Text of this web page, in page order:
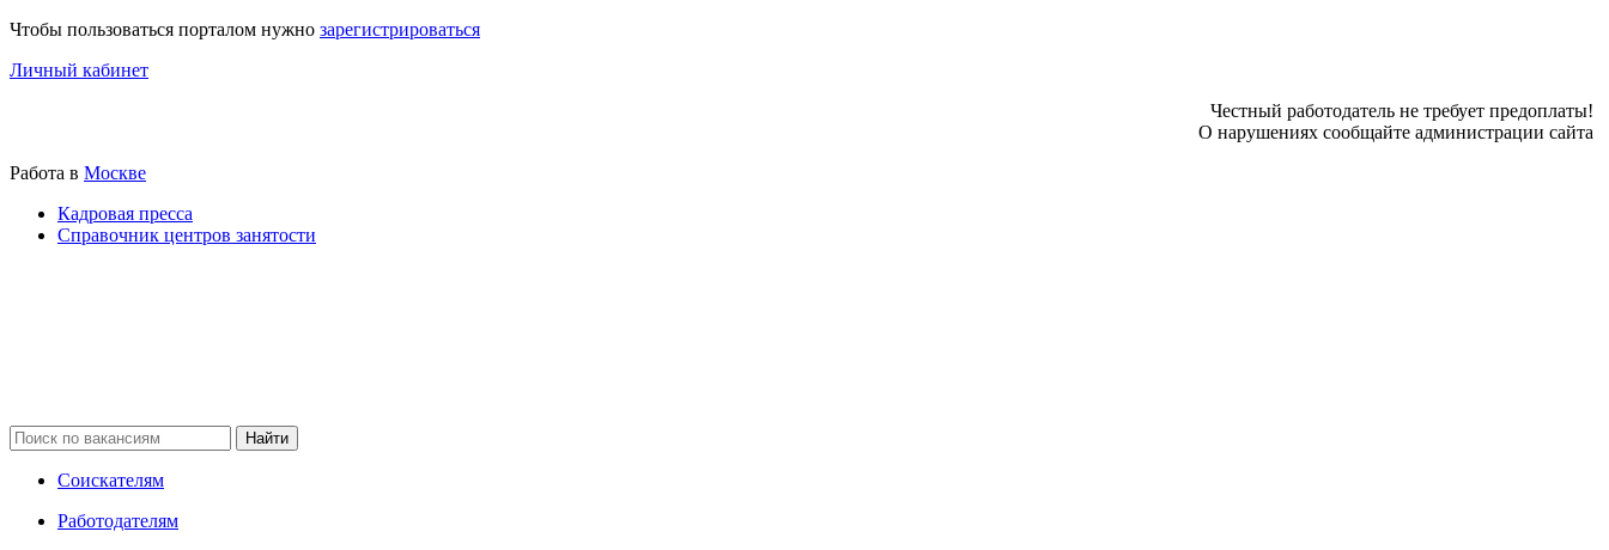
Чтобы пользоваться порталом нужно зарегистрироваться
Личный кабинет
Честный работодатель не требует предоплаты!
О нарушениях сообщайте администрации сайта
Работа в Москве
Кадровая пресса
Справочник центров занятости
Соискателям
Работодателям